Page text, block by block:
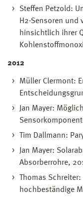
Steffen Petzold:
H2-Sensoren und
hinsichtlich ihrer
2012
Müller Clermont:
Jan Mayer:
Tim Dallmann:
Jan Mayer:
Absorberrohre,
Thomas
hochbeständige